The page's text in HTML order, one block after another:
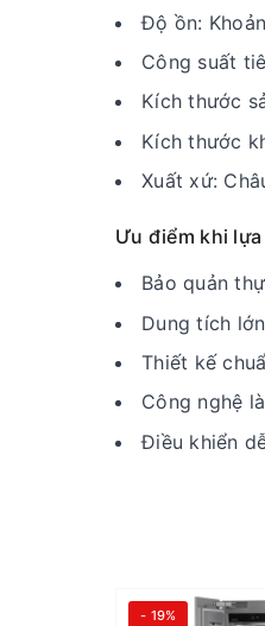
Độ ồn:
Công suất
Kích thước
Kích thước
Xuất xứ:
Ưu điểm khi
Bảo quản
Dung tích
Thiết kế
Công nghệ
Điều khiển
- 19%